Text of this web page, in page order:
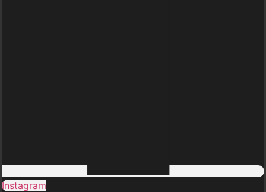
Instagram